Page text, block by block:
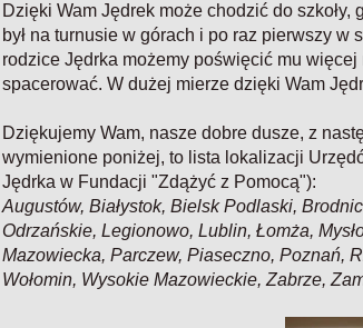
Dzięki Wam Jędrek może chodzić do
był na turnusie w górach i po raz pierwszy w
rodzice Jędrka możemy poświęcić mu
spacerować. W dużej mierze dzięki Wam
Dziękujemy Wam, nasze dobre dusze, z
wymienione poniżej, to lista lokalizacji
Jędrka w Fundacji "Zdążyć z Pomocą"):
Augustów, Białystok, Bielsk Podlaski,
Odrzańskie, Legionowo, Lublin, Łomża,
Mazowiecka, Parczew, Piaseczno, Poznań,
Wołomin, Wysokie Mazowieckie, Zabrze,